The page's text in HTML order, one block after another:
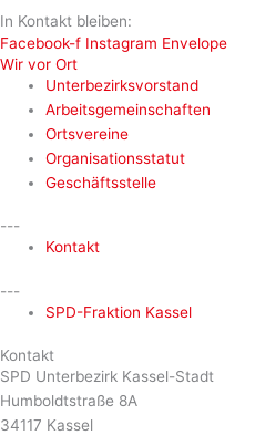
In Kontakt bleiben:
Facebook-f Instagram Envelope
Wir vor Ort
Unterbezirksvorstand
Arbeitsgemeinschaften
Ortsvereine
Organisationsstatut
Geschäftsstelle
---
Kontakt
---
SPD-Fraktion Kassel
Kontakt
SPD Unterbezirk Kassel-Stadt
Humboldtstraße 8A
34117 Kassel